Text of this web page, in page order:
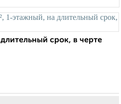
срок, в черте